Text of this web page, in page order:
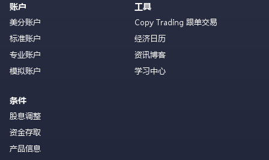
账户
美分账户
标准账户
专业账户
模拟账户
条件
股息调整
资金存取
产品信息
工具
Copy Trading 跟单交易
经济日历
资讯博客
学习中心